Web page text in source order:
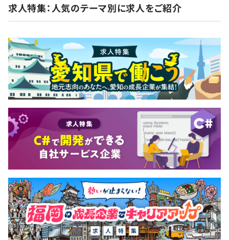
ただし、その中でも細かいグループは4～6名程度で構成
されています。
いものでは数年です。
3カ月（待遇の変更はありません）
（10年・20年・30年） ◎ボランティア活動補助（休
日付与及び費用補助） など ◆ながく勤務していた
だける理由 当社の平均勤続年数は11.7年と比較的長
く、特に、新卒入社の方の定着率が高いのが特徴で
す。 毎年、個人の1年間のスキルアップ目標をしっか
りと定め、キャリアアップを支援します。 ◎産休育
休制度※実績あり ◎有休取得率約64％ ◎外部講習受
講補助制度 ◎資格取得奨励金制度 ◎永年勤続表彰
（10年・20年・30年） ◆こんな人たちとお仕事して
いただきます 当社では、新卒で当社に入社した社員
が、全社員の半数以上います。 皆さんと年齢の近い
先輩も多く活躍しています。 皆さんと同じ経験を経
て、キャリアを積んで現在の仕事に就いていますの
で、様々なアドバイスをもらえます。 ◆こんな方々
と一緒にお仕事をしたいです 当社の企業理念は「社
会から尊敬される企業であり続ける」ことです。私た
ちの進む道「AIR WAY」を定めています。 この方針
に賛同いただける方と同じ船に乗りたいと考えます。
求人特集：人気のテーマ別に求人をご紹介